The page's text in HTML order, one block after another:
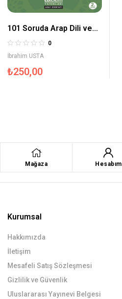
101 Soruda Arap Dili ve
Edebiyatı
0
İbrahim USTA
₺250,00
Mağaza Hesabım
Kurumsal
Hakkımızda
İletişim
Mesafeli Satış Sözleşmesi
Gizlilik ve Güvenlik
Uluslararası Yayınevi Belgesi